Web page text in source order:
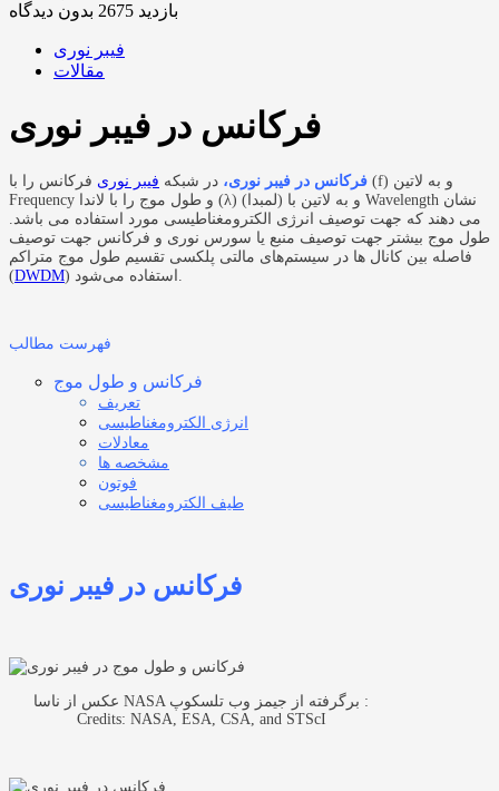
بازدید 2675
بدون دیدگاه
فیبر نوری
مقالات
فرکانس در فیبر نوری
فرکانس در فیبر نوری، در شبکه فیبر نوری فرکانس را با (f) و به لاتین
Frequency و طول موج را با لاندا (λ) (لمبدا) و به لاتین با Wavelength نشان
می دهند که جهت توصیف انرژی الکترومغناطیسی مورد استفاده می باشد.
طول موج بیشتر جهت توصیف منبع یا سورس نوری و فرکانس جهت توصیف
فاصله بین کانال ها در سیستم‌های مالتی پلکسی تقسیم طول موج متراکم
(DWDM
فهرست مطالب
فرکانس و طول موج
تعریف
انرژی الکترومغناطیسی
معادلات
مشخصه ها
فوتون
طیف الکترومغناطیسی
فرکانس در فیبر نوری
عکس از ناسا NASA برگرفته از جیمز وب تلسکوپ :
Credits: NASA, ESA, CSA, and STScI